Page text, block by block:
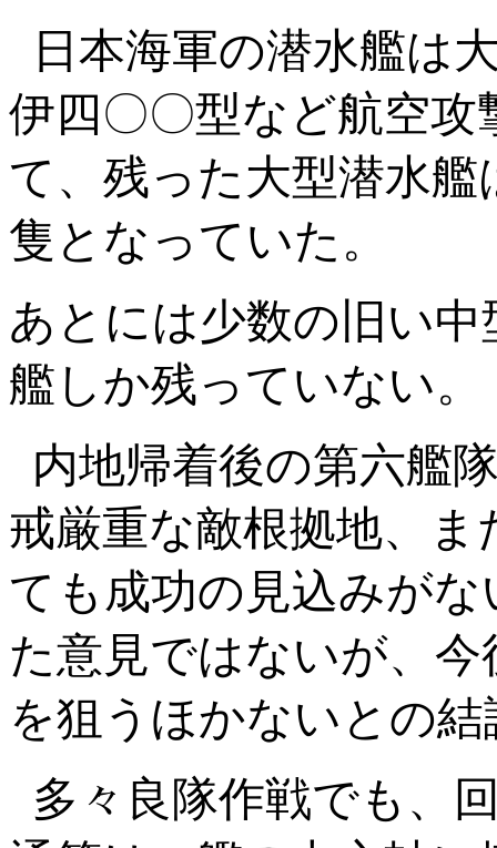
日本海軍の潜水艦は
伊四〇〇型など航空
て、残った大型潜水
隻となっていた。
あとには少数の旧い
艦しか残っていない。
内地帰着後の第六艦
戒厳重な敵根拠地、
ても成功の見込みが
た意見ではないが、 今
を狙うほかないとの
多々良隊作戦でも、